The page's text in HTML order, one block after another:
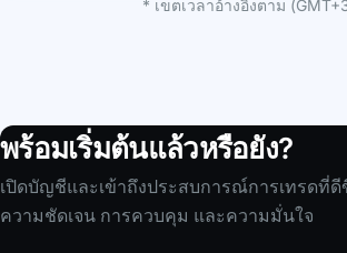
* เขตเวลาอ้างอิงตาม
พร้อมเริ่มต้นแล้วหรือยัง?
เปิดบัญชีและเข้าถึงประสบการณ์การเทรดที่
ความชัดเจน การควบคุม และความมั่นใจ